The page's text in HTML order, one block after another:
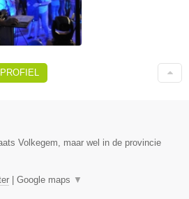
Volkegem, maar wel in de provincie
Google maps ▼